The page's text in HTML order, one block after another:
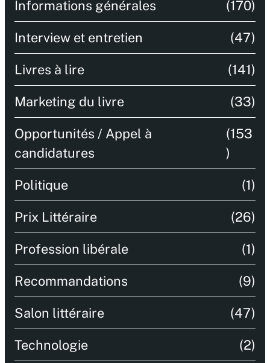
Informations générales (170)
Interview et entretien (47)
Livres à lire (141)
Marketing du livre (33)
Opportunités / Appel à
candidatures
(153
)
Politique (1)
Prix Littéraire (26)
Profession libérale (1)
Recommandations (9)
Salon littéraire (47)
Technologie (2)